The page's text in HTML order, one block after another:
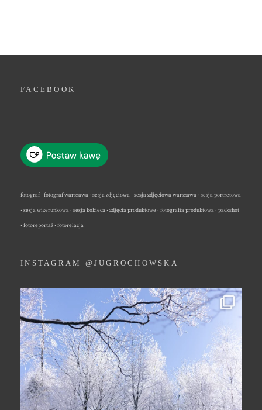
FACEBOOK
fotograf · fotograf warszawa · sesja zdjęciowa · sesja zdjęciowa warszawa · sesja portretowa
· sesja wizerunkowa · sesja kobieca · zdjęcia produktowe · fotografia produktowa · packshot
· fotoreportaż · fotorelacja
INSTAGRAM @JUGROCHOWSKA